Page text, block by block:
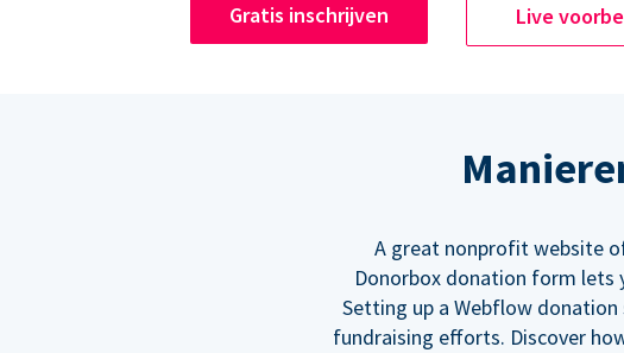
Gratis inschrijven Live
A great nonprofit website
Donorbox donation form lets
Setting up a Webflow
fundraising efforts. Discover